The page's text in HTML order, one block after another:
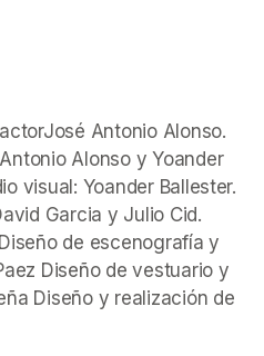
Antonio Alonso.
Alonso y Yoander
visual: Yoander Ballester.
Garcia y Julio Cid.
de escenografía y
Diseño de vestuario y
Diseño y realización de